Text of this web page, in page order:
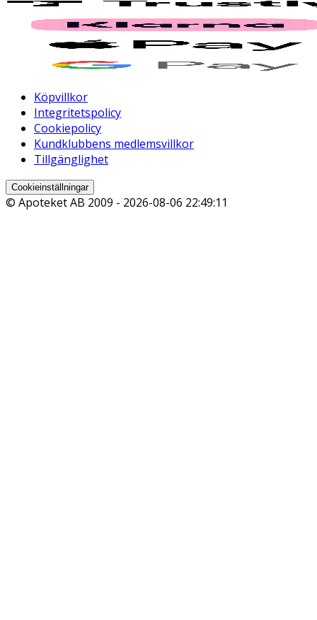
Köpvillkor
Integritetspolicy
Cookiepolicy
Kundklubbens medlemsvillkor
Tillgänglighet
Cookieinställningar
© Apoteket AB 2009 - 2026-08-06 22:49:11